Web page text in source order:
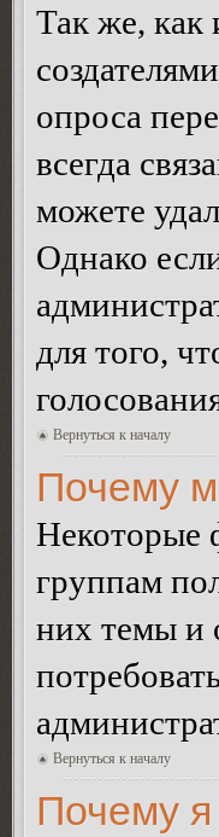
Так же, как
опроса
всегда
можете
Однако
для того,
Вернуться к началу
Почему
Некоторые
группам
них темы и
Вернуться к началу
Почему